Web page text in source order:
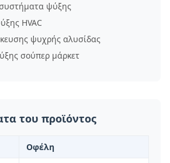
ψύξης
HVAC
ψυχρής αλυσίδας
σούπερ μάρκετ
του προϊόντος
Οφέλη